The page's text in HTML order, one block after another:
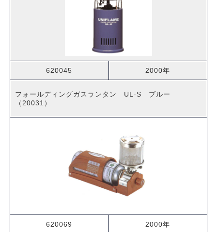
620045
フォールディングガスランタン UL-S ブルー
（20031）
2000年
620069 2000年